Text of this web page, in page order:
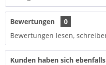
Bewertungen
0
Bewertungen lesen,
Kunden haben sich